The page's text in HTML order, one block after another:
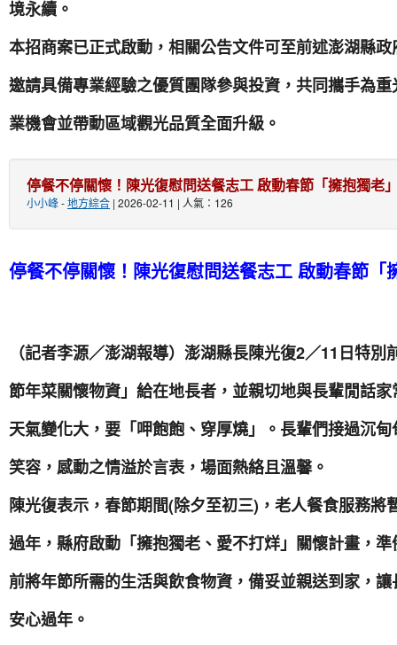
境永續。
本招商案已正式啟動，相關公告文件可至前述澎湖縣
邀請具備專業經驗之優質團隊參與投資，共同攜手為
業機會並帶動區域觀光品質全面升級。
停餐不停關懷！陳光復慰問送餐志工 啟動春節「擁抱獨老
小小峰-地方綜合 | 2026-02-11 | 人氣：126
停餐不停關懷！陳光復慰問送餐志工 啟動春節「
（記者李源／澎湖報導）澎湖縣長陳光復2／11日特
節年菜關懷物資」給在地長者，並親切地與長輩閒話
天氣變化大，要「呷飽飽、穿厚燒」。長輩們接過沉
笑容，感動之情溢於言表，場面熱絡且溫馨。
陳光復表示，春節期間(除夕至初三)，老人餐食服務將
過年，縣府啟動「擁抱獨老、愛不打烊」關懷計畫，
前將年節所需的生活與飲食物資，備妥並親送到家，
安心過年。